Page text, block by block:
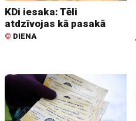
KDi iesaka: Tēli
atdzīvojas kā pasakā
© DIENA